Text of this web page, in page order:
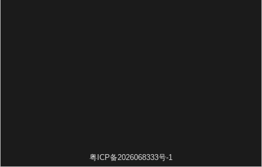
粤ICP备2026068333号-1